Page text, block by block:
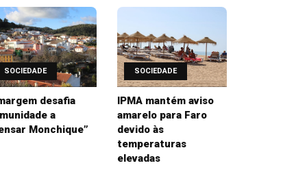
SOCIEDADE
desafia
a
Monchique”
SOCIEDADE
IPMA mantém aviso
amarelo para Faro
devido às
temperaturas
elevadas